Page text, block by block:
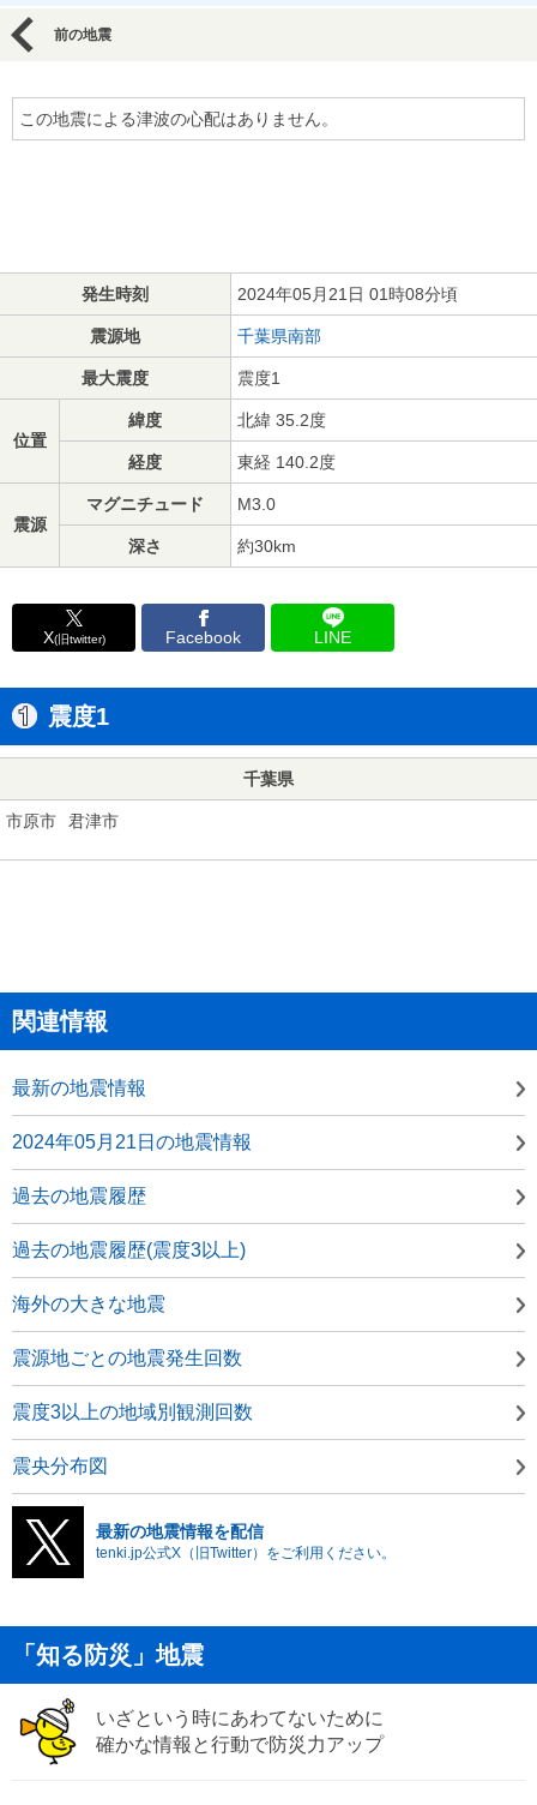
前の地震
この地震による津波の心配はありません。
発生時刻 2024年05月21日 01時08分頃
震源地 千葉県南部
最大震度 震度1
位置
緯度 北緯 35.2度
経度 東経 140.2度
震源
マグニチュード M3.0
深さ 約30km
X(旧twitter) Facebook LINE
震度1
千葉県
市原市 君津市
関連情報
最新の地震情報
2024年05月21日の地震情報
過去の地震履歴
過去の地震履歴(震度3以上)
海外の大きな地震
震源地ごとの地震発生回数
震度3以上の地域別観測回数
震央分布図
最新の地震情報を配信
tenki.jp公式X（旧Twitter）をご利用ください。
「知る防災」地震
いざという時にあわてないために
確かな情報と行動で防災力アップ